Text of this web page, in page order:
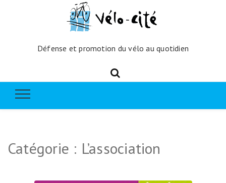
Défense et promotion du vélo au quotidien
Catégorie : L’association